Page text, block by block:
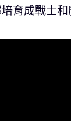
育成戰士和